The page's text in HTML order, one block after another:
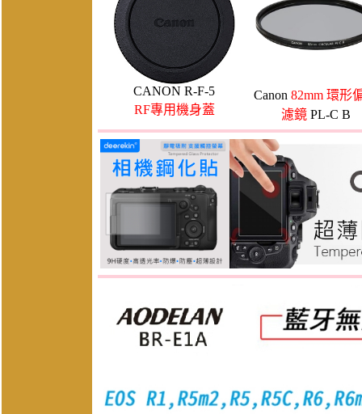
CANON R-F-5
RF專用機身蓋
Canon 82mm 環形
濾鏡PL-C B